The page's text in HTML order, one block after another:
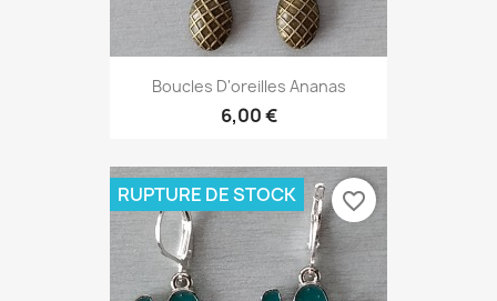
Boucles D'oreilles Ananas
6,00 €
RUPTURE DE STOCK favorite_border